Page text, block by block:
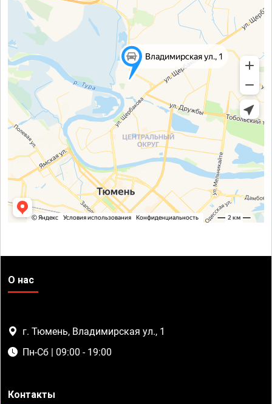
О нас
г. Тюмень, Владимирская ул., 1
Пн-Сб | 09:00 - 19:00
Контакты